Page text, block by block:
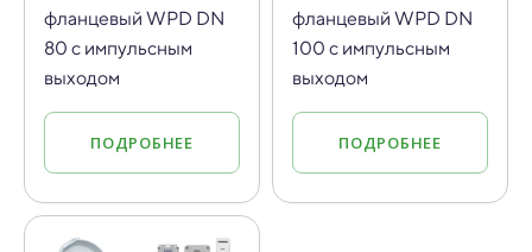
фланцевый WPD DN
80 с импульсным
выходом
ПОДРОБНЕЕ
фланцевый WPD DN
100 с импульсным
выходом
ПОДРОБНЕЕ